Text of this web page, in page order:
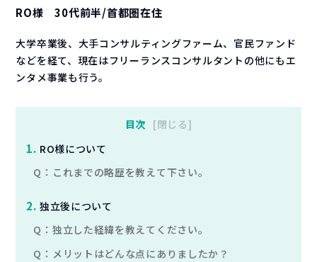
RO様 30代前半/首都圏在住
大学卒業後、大手コンサルティングファーム、官民ファンド
などを経て、現在はフリーランスコンサルタントの他にもエ
ンタメ事業も行う。
目次 閉じる
1. RO様について
Q： これまでの略歴を教えて下さい。
2. 独立後について
Q： 独立した経緯を教えてください。
Q： メリットはどんな点にありましたか？